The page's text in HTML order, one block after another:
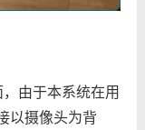
由于本系统在用
以摄像头为背